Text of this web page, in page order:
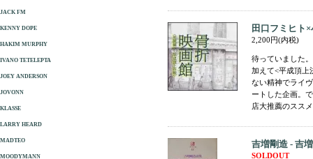
田口フミヒト
2,200円(内税)
待っていました
加えて<平成頂上
ない精神でライ
ートした企画。
店大推薦のスス
吉増剛造 - 吉
SOLDOUT
JACK FM
KENNY DOPE
HAKIM MURPHY
IVANO TETELEPTA
JOEY ANDERSON
JOVONN
KLASSE
LARRY HEARD
MADTEO
MOODYMANN